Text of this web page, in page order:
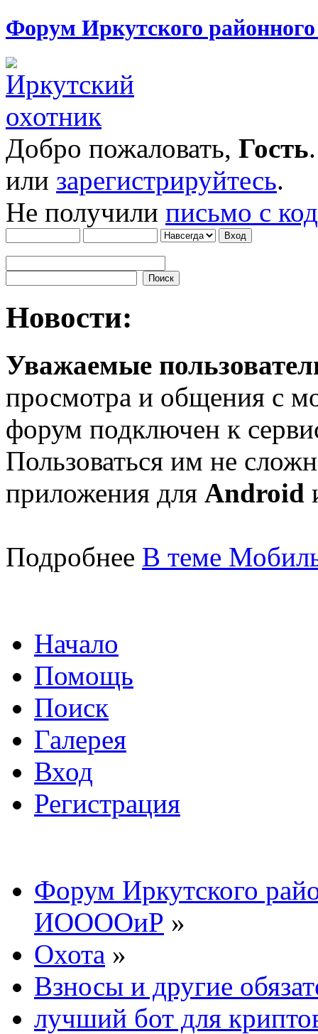
Форум Иркутского
Добро пожаловать, Гость
или зарегистрируйтесь.
Не получили письмо с
Новости:
Уважаемые
просмотра и общения с
форум подключен к
Пользоваться им не
приложения для Android
Подробнее В теме
Начало
Помощь
Поиск
Галерея
Вход
Регистрация
Форум Иркутского
ИООООиР »
Охота »
Взносы и другие
лучший бот для